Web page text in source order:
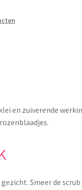
en zuiverende
Smeer de